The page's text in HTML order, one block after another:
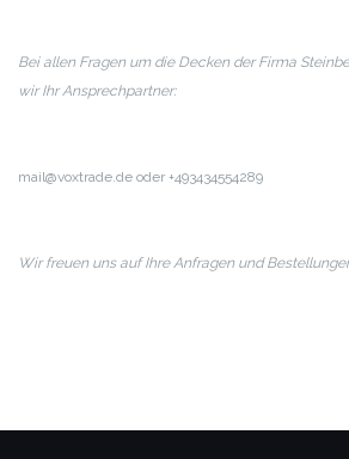
Bei allen Fragen um die Decken der Firma
wir Ihr Ansprechpartner:
mail@voxtrade.de oder +493434554289
Wir freuen uns auf Ihre Anfragen und